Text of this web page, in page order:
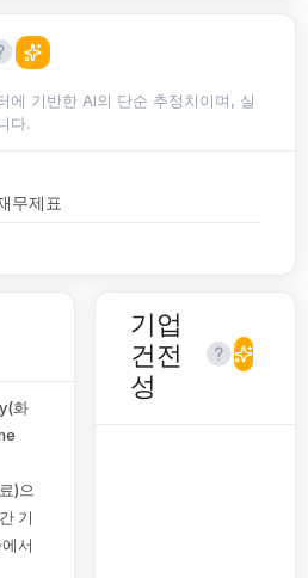
기반한 AI의 단순 추정치이며, 실
다.
무제표
화
)으
기
서
기업
건전
성